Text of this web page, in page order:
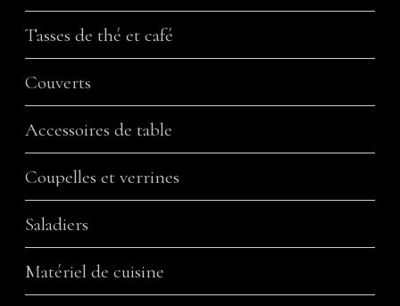
Tasses de thé et café
Couverts
Accessoires de table
Coupelles et verrines
Saladiers
Matériel de cuisine